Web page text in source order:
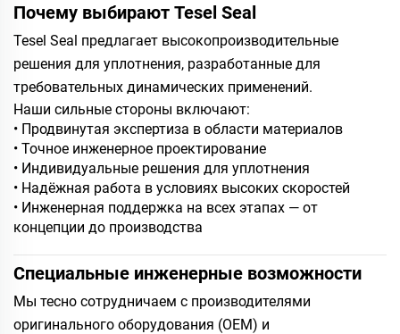
Почему выбирают Tesel Seal
Tesel Seal предлагает высокопроизводительные
решения для уплотнения, разработанные для
требовательных динамических применений.
Наши сильные стороны включают:
• Продвинутая экспертиза в области материалов
• Точное инженерное проектирование
• Индивидуальные решения для уплотнения
• Надёжная работа в условиях высоких скоростей
• Инженерная поддержка на всех этапах — от
концепции до производства
Специальные инженерные возможности
Мы тесно сотрудничаем с производителями
оригинального оборудования (OEM) и